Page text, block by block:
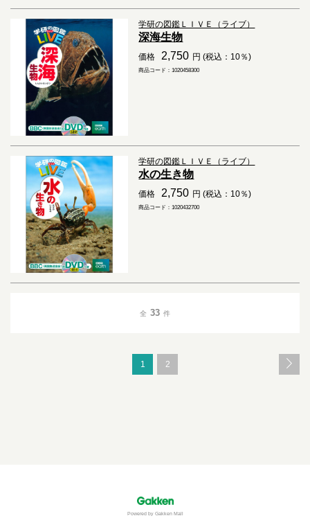
学研の図鑑ＬＩＶＥ（ライブ）
深海生物
価格 2,750 円 (税込：10％)
商品コード：1020458300
学研の図鑑ＬＩＶＥ（ライブ）
水の生き物
価格 2,750 円 (税込：10％)
商品コード：1020432700
全 33 件
1 2
Powered by Gakken Mall